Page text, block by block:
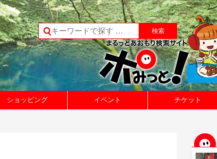
ショッピング イベント チケット